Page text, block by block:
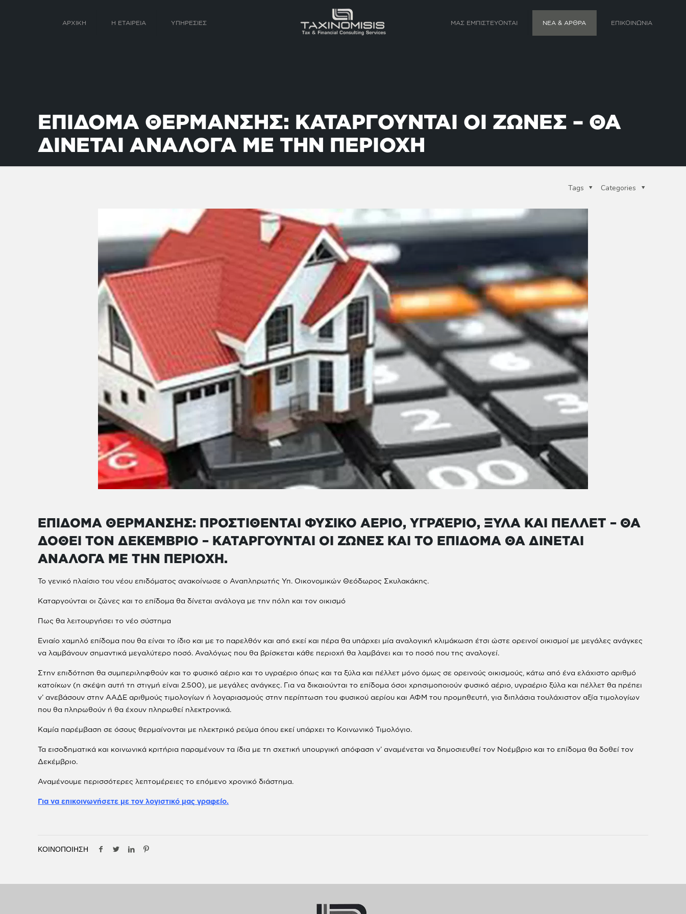
ΑΡΧΙΚΗ Η ΕΤΑΙΡΕΙΑ ΥΠΗΡΕΣΙΕΣ ΜΑΣ ΕΜΠΙΣΤΕΥΟΝΤΑΙ ΝΕΑ & ΑΡΘΡΑ ΕΠΙΚΟΙΝΩΝΙΑ
ΕΠΙΔΟΜΑ ΘΕΡΜΑΝΣΗΣ: ΚΑΤΑΡΓΟΥΝΤΑΙ ΟΙ ΖΩΝΕΣ – ΘΑ
ΔΙΝΕΤΑΙ ΑΝΑΛΟΓΑ ΜΕ ΤΗΝ ΠΕΡΙΟΧΗ
Categories
Tags
ΕΠΙΔΟΜΑ ΘΕΡΜΑΝΣΗΣ: ΠΡΟΣΤΙΘΕΝΤΑΙ ΦΥΣΙΚΟ ΑΕΡΙΟ, ΥΓΡΑΈΡΙΟ, ΞΥΛΑ ΚΑΙ ΠΕΛΛΕΤ – ΘΑ
ΔΟΘΕΙ ΤΟΝ ΔΕΚΕΜΒΡΙΟ – ΚΑΤΑΡΓΟΥΝΤΑΙ ΟΙ ΖΩΝΕΣ ΚΑΙ ΤΟ ΕΠΙΔΟΜΑ ΘΑ ΔΙΝΕΤΑΙ
ΑΝΑΛΟΓΑ ΜΕ ΤΗΝ ΠΕΡΙΟΧΗ.
Το γενικό πλαίσιο του νέου επιδόματος ανακοίνωσε ο Αναπληρωτής Υπ. Οικονομικών Θεόδωρος Σκυλακάκης.
Καταργούνται οι ζώνες και το επίδομα θα δίνεται ανάλογα με την πόλη και τον οικισμό
Πως θα λειτουργήσει το νέο σύστημα
Ενιαίο χαμηλό επίδομα που θα είναι το ίδιο και με το παρελθόν και από εκεί και πέρα θα υπάρχει μία αναλογική κλιμάκωση έτσι ώστε ορεινοί οικισμοί με μεγάλες ανάγκες
να λαμβάνουν σημαντικά μεγαλύτερο ποσό. Αναλόγως που θα βρίσκεται κάθε περιοχή θα λαμβάνει και το ποσό που της αναλογεί.
Στην επιδότηση θα συμπεριληφθούν και το φυσικό αέριο και το υγραέριο όπως και τα ξύλα και πέλλετ μόνο όμως σε ορεινούς οικισμούς, κάτω από ένα ελάχιστο αριθμό
κατοίκων (η σκέψη αυτή τη στιγμή είναι 2.500), με μεγάλες ανάγκες. Για να δικαιούνται το επίδομα όσοι χρησιμοποιούν φυσικό αέριο, υγραέριο ξύλα και πέλλετ θα πρέπει
ν’ ανεβάσουν στην ΑΑΔΕ αριθμούς τιμολογίων ή λογαριασμούς στην περίπτωση του φυσικού αερίου και ΑΦΜ του προμηθευτή, για διπλάσια τουλάχιστον αξία τιμολογίων
που θα πληρωθούν ή θα έχουν πληρωθεί ηλεκτρονικά.
Καμία παρέμβαση σε όσους θερμαίνονται με ηλεκτρικό ρεύμα όπου εκεί υπάρχει το Κοινωνικό Τιμολόγιο.
Τα εισοδηματικά και κοινωνικά κριτήρια παραμένουν τα ίδια με τη σχετική υπουργική απόφαση ν’ αναμένεται να δημοσιευθεί τον Νοέμβριο και το επίδομα θα δοθεί τον
Δεκέμβριο.
Αναμένουμε περισσότερες λεπτομέρειες το επόμενο χρονικό διάστημα.
Για να επικοινωνήσετε με τον λογιστικό μας γραφείο.
ΚΟΙΝΟΠΟΙΗΣΗ